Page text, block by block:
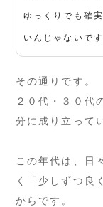
ゆっくりでも確
いんじゃないです
その通りです。
２０代・３０代
分に成り立って
この年代は、日
く「少しずつ良
からです。